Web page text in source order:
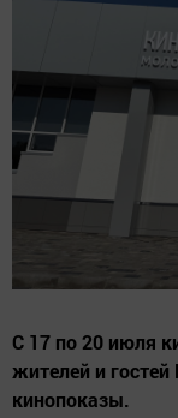
С 17 по 20 июля
жителей и
кинопоказы.